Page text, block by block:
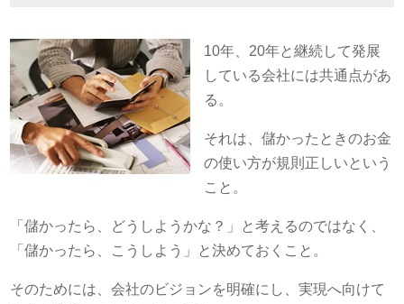
10年、20年と継続して発展
している会社には共通点があ
る。
それは、儲かったときのお金
の使い方が規則正しいという
こと。
「儲かったら、どうしようかな？」と考えるのではなく、
「儲かったら、こうしよう」と決めておくこと。
そのためには、会社のビジョンを明確にし、実現へ向けて